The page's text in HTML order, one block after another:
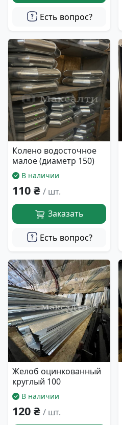
Есть вопрос?
Колено водосточное
малое (диаметр 150)
В наличии
110 ₴ / шт.
Заказать
Есть вопрос?
Желоб оцинкованный
круглый 100
В наличии
120 ₴ / шт.